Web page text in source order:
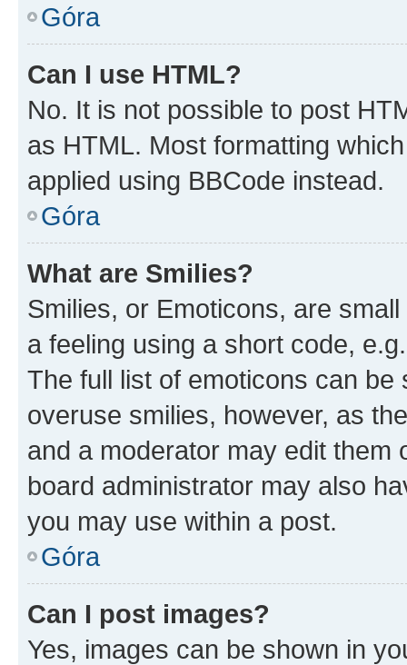
Góra
Can I use HTML?
No. It is not possible to post
as HTML. Most formatting
applied using BBCode instead.
Góra
What are Smilies?
Smilies, or Emoticons, are
a feeling using a short code,
The full list of emoticons can
overuse smilies, however, as
and a moderator may edit them
board administrator may also
you may use within a post.
Góra
Can I post images?
Yes, images can be shown in